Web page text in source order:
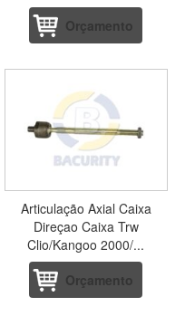
Orçamento
Articulação Axial Caixa
Direçao Caixa Trw
Clio/Kangoo 2000/...
Orçamento